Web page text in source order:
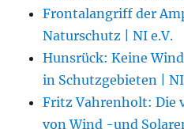
Frontalangriff der
Naturschutz | NI e.V.
Hunsrück: Keine
in Schutzgebieten | NI
Fritz Vahrenholt: Die
von Wind -und